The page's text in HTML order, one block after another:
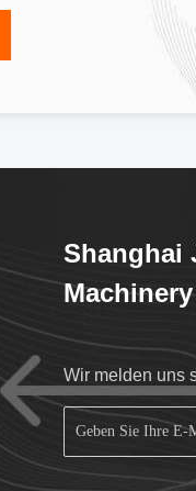
Shanghai
Wir melden uns